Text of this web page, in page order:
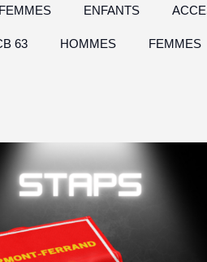
FEMMES ENFANTS
63 HOMMES FEMMES